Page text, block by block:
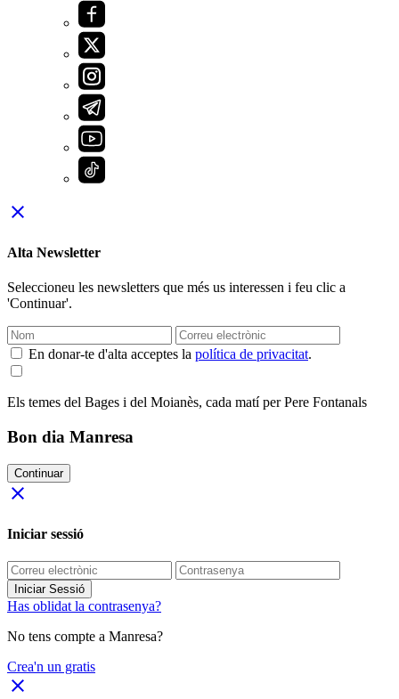
close
Alta Newsletter
Seleccioneu les newsletters que més us interessen i feu clic a
'Continuar'.
En donar-te d'alta acceptes la política de privacitat.
Els temes del Bages i del Moianès, cada matí per Pere Fontanals
Bon dia Manresa
Continuar
close
Iniciar sessió
Iniciar Sessió
Has oblidat la contrasenya?
No tens compte a Manresa?
Crea'n un gratis
close